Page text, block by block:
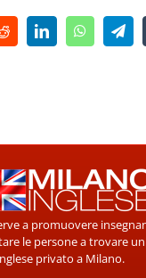
RedditLinkedInWhatsApp
a promuovere
le persone a trovare
privato a Milano.